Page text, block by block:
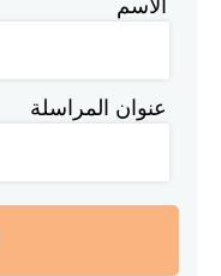
الاسم
عنوان المراسلة